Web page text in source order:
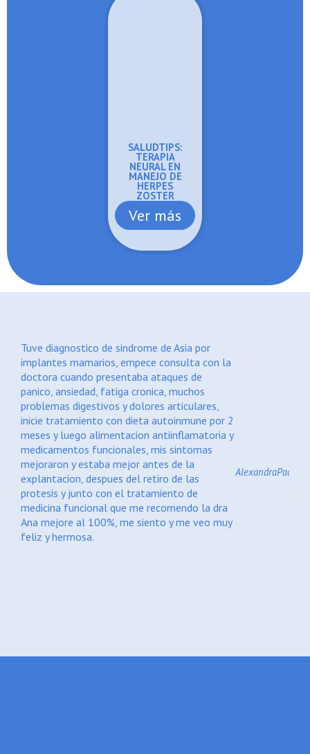
SALUDTIPS:
TERAPIA
NEURAL EN
MANEJO DE
HERPES
ZOSTER
Ver más
Tuve diagnostico de sindrome de Asia por
implantes mamarios, empece consulta con la
doctora cuando presentaba ataques de
panico, ansiedad, fatiga cronica, muchos
problemas digestivos y dolores articulares,
inicie tratamiento con dieta autoinmune por 2
meses y luego alimentacion antiinflamatoria y
medicamentos funcionales, mis sintomas
mejoraron y estaba mejor antes de la
explantacion, despues del retiro de las
protesis y junto con el tratamiento de
medicina funcional que me recomendo la dra
Ana mejore al 100%, me siento y me veo muy
feliz y hermosa.
Alexandra
Previous